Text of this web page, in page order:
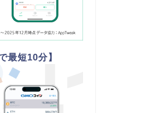
最短10分】